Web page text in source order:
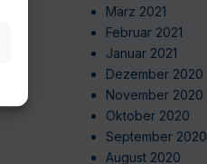
März 2021
Februar 2021
Januar 2021
Dezember 2020
November 2020
Oktober 2020
September 2020
August 2020